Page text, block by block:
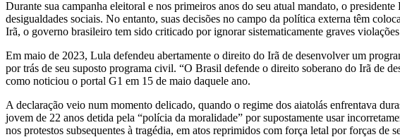
Durante sua campanha eleitoral e nos primeiros anos do seu atual mandato, o
desigualdades sociais. No entanto, suas decisões no campo da política externa têm
Irã, o governo brasileiro tem sido criticado por ignorar sistematicamente graves
Em maio de 2023, Lula defendeu abertamente o direito do Irã de desenvolver um
por trás de seu suposto programa civil. “O Brasil defende o direito soberano do Irã de
como noticiou o portal G1 em 15 de maio daquele ano.
A declaração veio num momento delicado, quando o regime dos aiatolás enfrentava
jovem de 22 anos detida pela “polícia da moralidade” por supostamente usar
nos protestos subsequentes à tragédia, em atos reprimidos com força letal por forças de